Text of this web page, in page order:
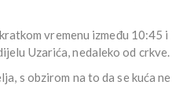
vremenu između 10:45 i
Uzarića, nedaleko od crkve.
s obzirom na to da se kuća